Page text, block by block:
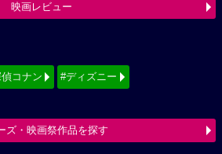
映画レビュー
コナン #ディズニー
ズ・映画祭作品を探す